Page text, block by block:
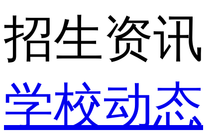
招生资讯
学校动态